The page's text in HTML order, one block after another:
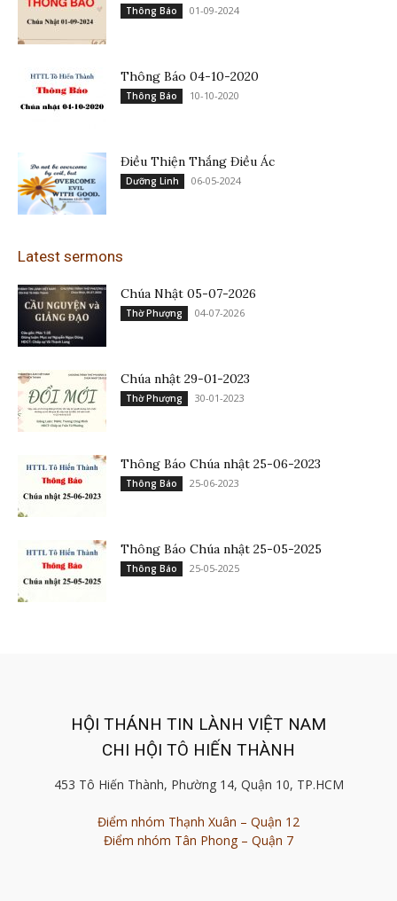
Thông Báo 01-09-2024
Thông Báo 04-10-2020
Thông Báo 10-10-2020
Điều Thiện Thắng Điều Ác
Dưỡng Linh 06-05-2024
Latest sermons
Chúa Nhật 05-07-2026
Thờ Phượng 04-07-2026
Chúa nhật 29-01-2023
Thờ Phượng 30-01-2023
Thông Báo Chúa nhật 25-06-2023
Thông Báo 25-06-2023
Thông Báo Chúa nhật 25-05-2025
Thông Báo 25-05-2025
HỘI THÁNH TIN LÀNH VIỆT NAM
CHI HỘI TÔ HIẾN THÀNH
453 Tô Hiến Thành, Phường 14, Quận 10, TP.HCM
Điểm nhóm Thạnh Xuân – Quận 12
Điểm nhóm Tân Phong – Quận 7